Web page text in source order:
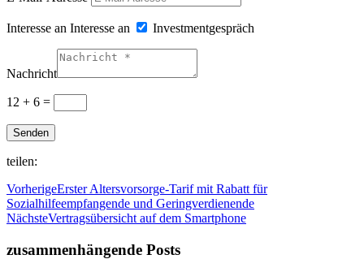
Interesse an Interesse an Investmentgespräch
Nachricht
12 + 6 =
Senden
teilen:
VorherigeErster Altersvorsorge-Tarif mit Rabatt für
Sozialhilfeempfangende und Geringverdienende
NächsteVertragsübersicht auf dem Smartphone
zusammenhängende Posts